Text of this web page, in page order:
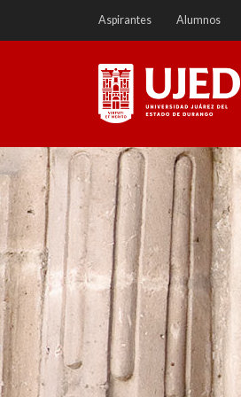
a
Aspirantes Alumnos
Universidad Juárez del
Estado de Durango